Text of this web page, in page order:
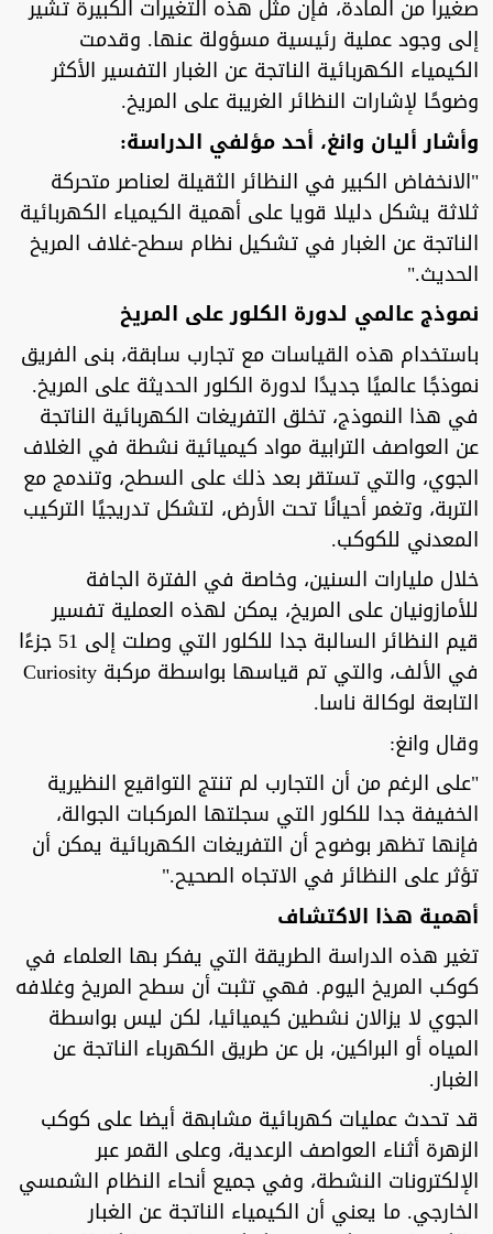
صغيرا من المادة، فإن مثل هذه التغيرات الكبيرة تشير
إلى وجود عملية رئيسية مسؤولة عنها. وقدمت
الكيمياء الكهربائية الناتجة عن الغبار التفسير الأكثر
وضوحًا لإشارات النظائر الغريبة على المريخ.
وأشار أليان وانغ، أحد مؤلفي الدراسة:
"الانخفاض الكبير في النظائر الثقيلة لعناصر متحركة
ثلاثة يشكل دليلا قويا على أهمية الكيمياء الكهربائية
الناتجة عن الغبار في تشكيل نظام سطح-غلاف المريخ
الحديث."
نموذج عالمي لدورة الكلور على المريخ
باستخدام هذه القياسات مع تجارب سابقة، بنى الفريق
نموذجًا عالميًا جديدًا لدورة الكلور الحديثة على المريخ.
في هذا النموذج، تخلق التفريغات الكهربائية الناتجة
عن العواصف الترابية مواد كيميائية نشطة في الغلاف
الجوي، والتي تستقر بعد ذلك على السطح، وتندمج مع
التربة، وتغمر أحيانًا تحت الأرض، لتشكل تدريجيًا التركيب
المعدني للكوكب.
خلال مليارات السنين، وخاصة في الفترة الجافة
للأمازونيان على المريخ، يمكن لهذه العملية تفسير
قيم النظائر السالبة جدا للكلور التي وصلت إلى 51 جزءًا
في الألف، والتي تم قياسها بواسطة مركبة Curiosity
التابعة لوكالة ناسا.
وقال وانغ:
"على الرغم من أن التجارب لم تنتج التواقيع النظيرية
الخفيفة جدا للكلور التي سجلتها المركبات الجوالة،
فإنها تظهر بوضوح أن التفريغات الكهربائية يمكن أن
تؤثر على النظائر في الاتجاه الصحيح."
أهمية هذا الاكتشاف
تغير هذه الدراسة الطريقة التي يفكر بها العلماء في
كوكب المريخ اليوم. فهي تثبت أن سطح المريخ وغلافه
الجوي لا يزالان نشطين كيميائيا، لكن ليس بواسطة
المياه أو البراكين، بل عن طريق الكهرباء الناتجة عن
الغبار.
قد تحدث عمليات كهربائية مشابهة أيضا على كوكب
الزهرة أثناء العواصف الرعدية، وعلى القمر عبر
الإلكترونات النشطة، وفي جميع أنحاء النظام الشمسي
الخارجي. ما يعني أن الكيمياء الناتجة عن الغبار